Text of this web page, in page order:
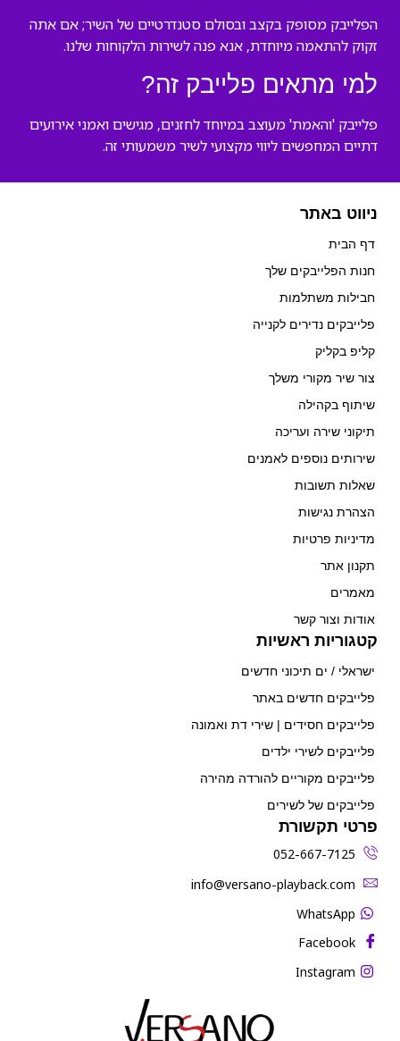
הפלייבק מסופק בקצב ובסולם סטנדרטיים של השיר; אם אתה
זקוק להתאמה מיוחדת, אנא פנה לשירות הלקוחות שלנו.
למי מתאים פלייבק זה?
פלייבק 'והאמת' מעוצב במיוחד לחזנים, מגישים ואמני אירועים
דתיים המחפשים ליווי מקצועי לשיר משמעותי זה.
ניווט באתר
דף הבית
חנות הפלייבקים שלך
חבילות משתלמות
פלייבקים נדירים לקנייה
קליפ בקליק
צור שיר מקורי משלך
שיתוף בקהילה
תיקוני שירה ועריכה
שירותים נוספים לאמנים
שאלות תשובות
הצהרת נגישות
מדיניות פרטיות
תקנון אתר
מאמרים
אודות וצור קשר
קטגוריות ראשיות
ישראלי / ים תיכוני חדשים
פלייבקים חדשים באתר
פלייבקים חסידים | שירי דת ואמונה
פלייבקים לשירי ילדים
פלייבקים מקוריים להורדה מהירה
פלייבקים של לשירים
פרטי תקשורת
052-667-7125
‫info@versano-playback.com‬
WhatsApp
Facebook
Instagram